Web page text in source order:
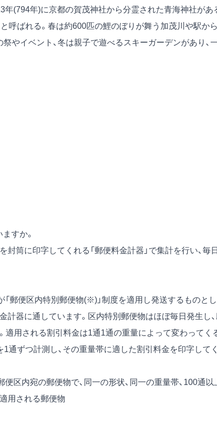
年(794年)に京都の賀茂神社から分霊された青海神社があ
呼ばれる。春は約600匹の鯉のぼりが舞う加茂川や駅から
やイベント、冬は親子で遊べるスキーガーデンがあり、
すか。
筒に印字してくれる「郵便料金計器」で集計を行い、毎日
郵便区内特別郵便物(※)」制度を適用し発送するものとし
計器に通しています。区内特別郵便物はほぼ毎日発生し
適用される割引料金は1通1通の重量によって変わってく
通ずつ計測し、その重量帯に適した割引料金を印字してく
区内宛の郵便物で、同一の形状、同一の重量帯、100通以
用される郵便物